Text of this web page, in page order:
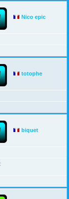
Nico epic
totophe
biquet